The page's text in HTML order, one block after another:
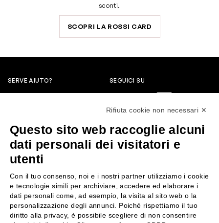
sconti.
SCOPRI LA ROSSI CARD
SERVE AIUTO?
servizioclienti@rossiprofumi.it
SEGUICI SU
SERVIZIO CLIENTI
Resi e rimborsi
Pagamenti
Spedizione
Condizioni generali di vendita
Chi siamo
Contattaci
Negozi
Attiva la Rossi Card
Rifiuta cookie non necessari ✕
Questo sito web raccoglie alcuni
dati personali dei visitatori e
utenti
Con il tuo consenso, noi e i nostri partner utilizziamo i cookie
e tecnologie simili per archiviare, accedere ed elaborare i
dati personali come, ad esempio, la visita al sito web o la
personalizzazione degli annunci. Poiché rispettiamo il tuo
diritto alla privacy, è possibile scegliere di non consentire